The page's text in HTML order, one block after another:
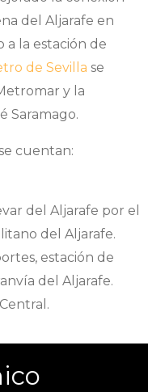
del Aljarafe en
a la estación de
de Sevilla se
y la
Saramago.
cuentan:
del Aljarafe por el
del Aljarafe.
estación de
del Aljarafe.